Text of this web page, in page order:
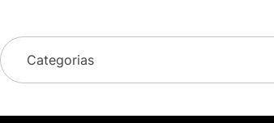
Categorias